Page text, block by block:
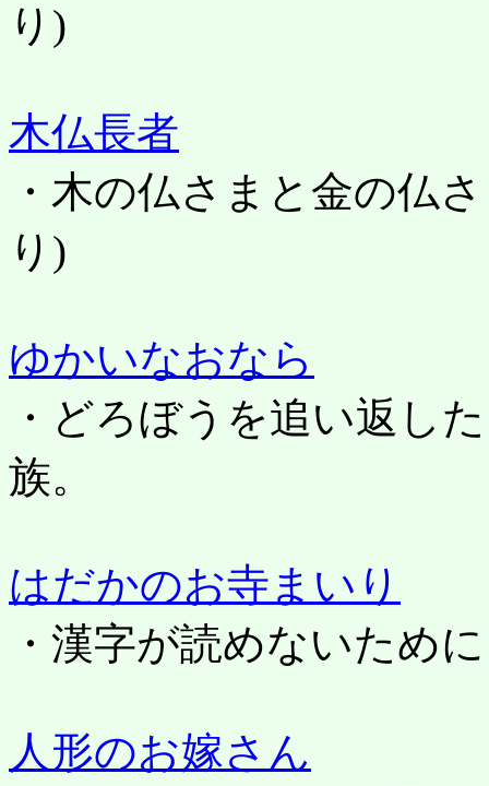
り)
木仏長者
・木の仏さまと金の仏
り)
ゆかいなおなら
・どろぼうを追い返し
族。
はだかのお寺まいり
・漢字が読めないため
人形のお嫁さん